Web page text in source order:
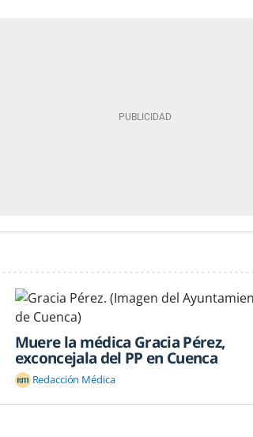
Muere la médica Gracia Pérez,
exconcejala del PP en Cuenca
Redacción Médica